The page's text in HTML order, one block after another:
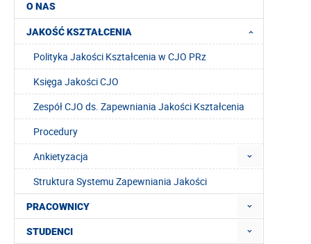
O NAS
JAKOŚĆ KSZTAŁCENIA
Polityka Jakości Kształcenia w CJO PRz
Księga Jakości CJO
Zespół CJO ds. Zapewniania Jakości Kształcenia
Procedury
Ankietyzacja
Struktura Systemu Zapewniania Jakości
PRACOWNICY
STUDENCI